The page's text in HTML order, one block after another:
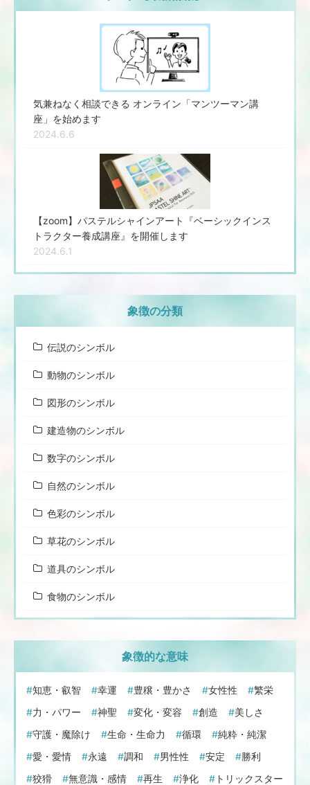
気兼ねなく相談できる オンライン「マンツーマン講
座」を始めます
2024.6.6
【zoom】パステルシャインアート『ベーシックインス
トラクター養成講座』を開催します
2024.6.1
象徴の分類
伝説のシンボル
動物のシンボル
図形のシンボル
建造物のシンボル
数字のシンボル
自然のシンボル
色彩のシンボル
草花のシンボル
道具のシンボル
食物のシンボル
象徴的な意味
知恵・叡智 幸運 豊穣・豊かさ 女性性
繁栄
力・パワー
神聖 変化・変容 創造
美しさ
守護・魔除け
生命・生命力 循環
純粋・純潔
愛・愛情
永遠 調和 男性性 安定
勝利
狡猾
無意識・感情 再生 浄化
トリックスター